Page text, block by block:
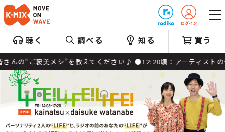
聴く 調べる 知る 買う
メシ”を教えてください♪ ●12:20頃：アーティストの